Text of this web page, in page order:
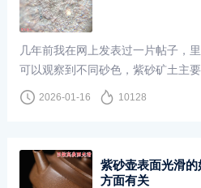
几年前我在网上发表过一片帖子，
可以观察到不同砂色，紫砂矿土主
铁矿组成，我们肉眼是看不出来的
只是紫砂颗粒的大小，通过目数就能
2026-01-16 10128
紫砂壶表面光滑
方面有关